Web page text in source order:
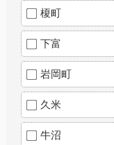
榎町
下富
岩岡町
久米
牛沼